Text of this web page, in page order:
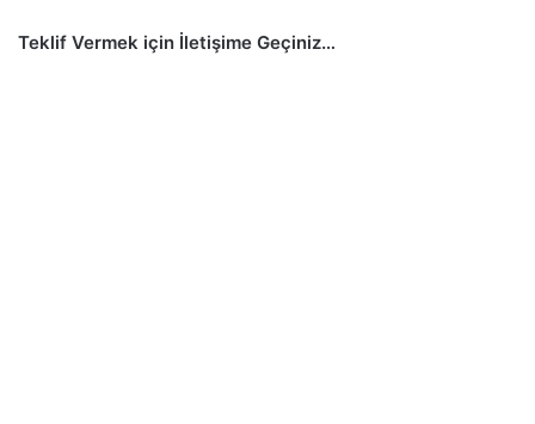
Teklif Vermek için İletişime Geçiniz…